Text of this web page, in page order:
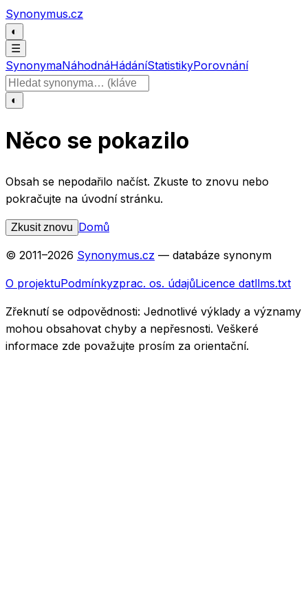
Přeskočit na obsah
Synonymus.cz
◐
☰
SynonymaNáhodnáHádáníStatistikyPorovnání
Hledat slovo
◐
Něco se pokazilo
Obsah se nepodařilo načíst. Zkuste to znovu nebo
pokračujte na úvodní stránku.
Zkusit znovu Domů
© 2011–2026 Synonymus.cz — databáze synonym
O projektuPodmínkyzprac. os. údajůLicence datllms.txt
Zřeknutí se odpovědnosti: Jednotlivé výklady a významy
mohou obsahovat chyby a nepřesnosti. Veškeré
informace zde považujte prosím za orientační.